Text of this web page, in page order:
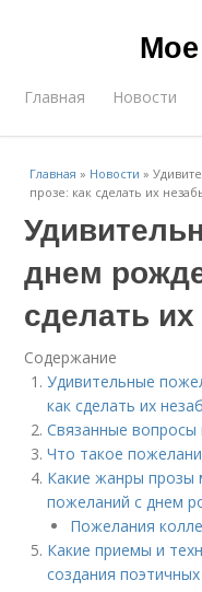
Главная Новости
Главная » Новости »
прозе: как сделать их
днем
сделать
Содержание
Удивительные
как сделать их
Связанные вопросы
Что такое
Какие жанры прозы
пожеланий с днем
Пожелания
Какие приемы и
создания